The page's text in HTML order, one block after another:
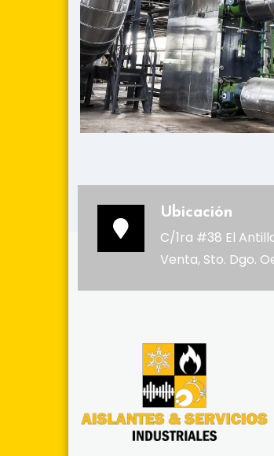
Ubicación
C/1ra #38 El
Venta, Sto. Dgo.